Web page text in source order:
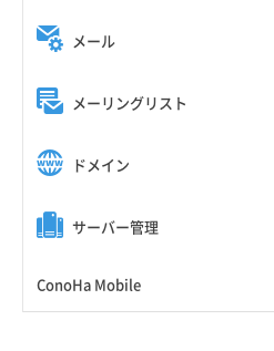
メール
メーリングリスト
ドメイン
サーバー管理
ConoHa Mobile